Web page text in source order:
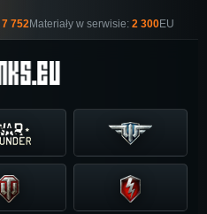
7 752Materiały w serwisie: 2 300EU